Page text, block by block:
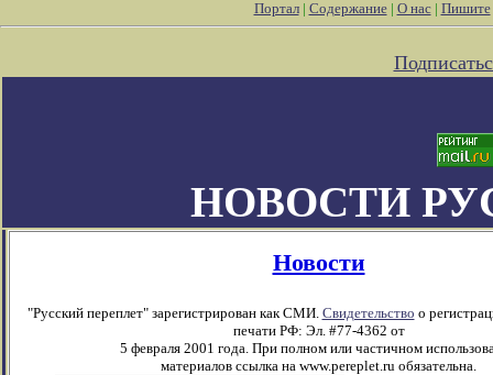
Портал| Содержание| О нас| Пишите
НОВОСТИ
Новости
"Русский переплет" зарегистрирован как СМИ. Свидетельство о
печати РФ: Эл. #77-4362 от
5 февраля 2001 года. При полном или частичном
материалов ссылка на www.pereplet.ru обязательна.